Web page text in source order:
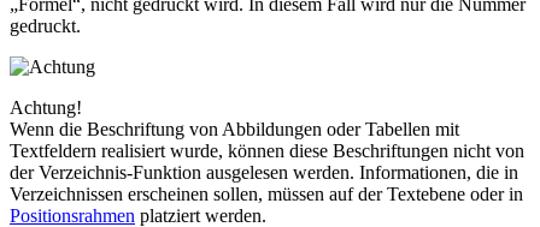
gedruckt.
Achtung!
Wenn die Beschriftung von Abbildungen oder Tabellen mit
Textfeldern realisiert wurde, können diese Beschriftungen nicht von
der Verzeichnis-Funktion ausgelesen werden. Informationen, die in
Verzeichnissen erscheinen sollen, müssen auf der Textebene oder in
Positionsrahmen platziert werden.